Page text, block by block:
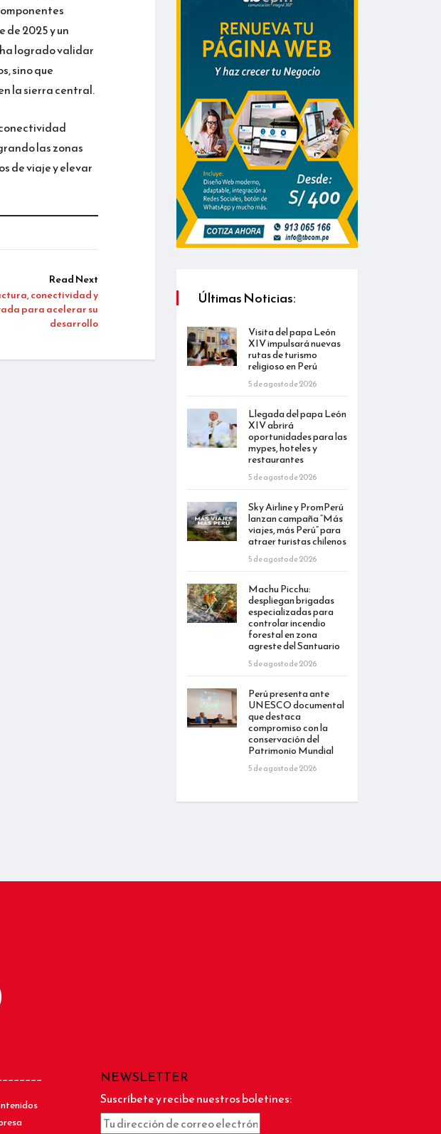
2025 y un
logrado validar
sino que
la sierra central.
las zonas
de viaje y elevar
Read Next
conectividad y
para acelerar su
desarrollo
Últimas Noticias:
Visita del papa León
XIV impulsará nuevas
rutas de turismo
religioso en Perú
5 de agosto de 2026
Llegada del papa León
XIV abrirá
oportunidades para las
mypes, hoteles y
restaurantes
5 de agosto de 2026
Sky Airline y PromPerú
lanzan campaña “Más
viajes, más Perú” para
atraer turistas chilenos
5 de agosto de 2026
Machu Picchu:
despliegan brigadas
especializadas para
controlar incendio
forestal en zona
agreste del Santuario
5 de agosto de 2026
Perú presenta ante
UNESCO documental
que destaca
compromiso con la
conservación del
Patrimonio Mundial
5 de agosto de 2026
NEWSLETTER
Suscríbete y recibe nuestros boletines: